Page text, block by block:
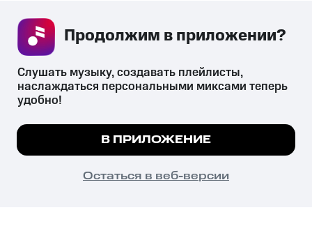
СКАЧАТЬ ПРИЛОЖЕНИЕ
психотропных веществ, их аналогов причиняет вред здоровью,
их незаконный оборот запрещён и влечёт установленную
законодательством ответственность.
© 2026 ООО «КИОН».
Все права защищены
Мы используем куки, чтобы на сайте все
Подробнее
ПОНЯТНО
Слушать музыку, создавать плейлисты,
наслаждаться персональными миксами теперь
удобно!
В ПРИЛОЖЕНИЕ
Остаться в веб-версии